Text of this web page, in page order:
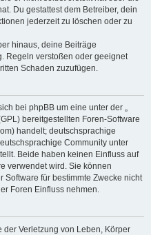
Du gestattest dem Betreiber, dein
jederzeit zu löschen oder zu
hinaus, deine Beiträge
Regeln verstoßen oder geeignet
Schaden zuzufügen.
bei phpBB um eine unter der „
bereitgestellten Foren-Software
handelt; deutschsprachige
Community unter
Beide haben keinen Einfluss auf
verwendet wird. Sie können
für bestimmte Zwecke nicht
Foren Einfluss nehmen.
der Verletzung von Leben, Körper